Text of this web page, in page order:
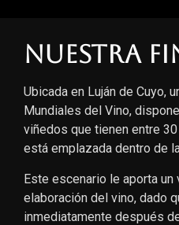
Nuestra
Ubicada en Luján de Cuyo,
Mundiales del Vino,
viñedos que tienen entre
está emplazada dentro de
Este escenario le aporta
elaboración del vino, dado
inmediatamente después